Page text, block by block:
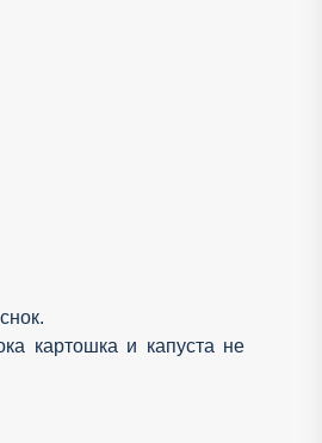
картошка и капуста не